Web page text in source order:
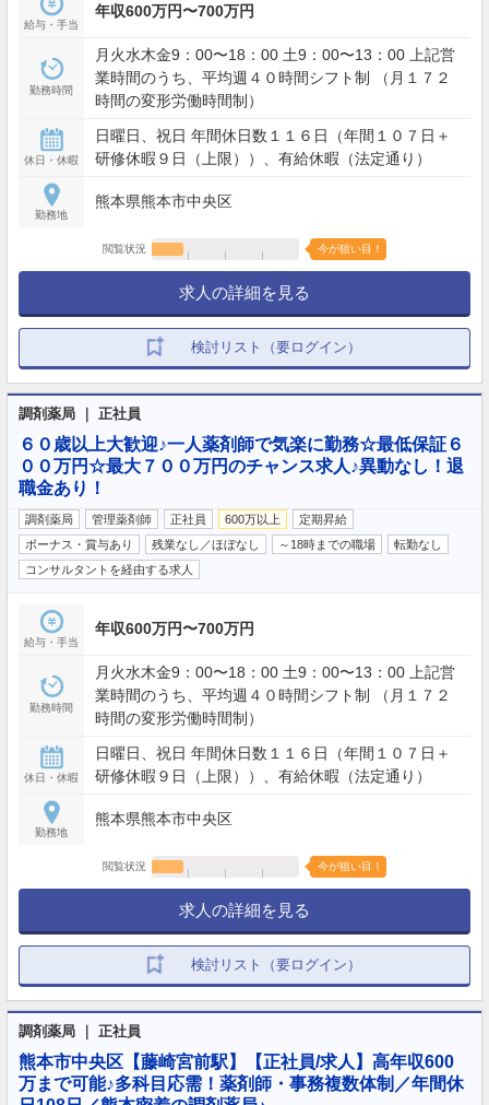
給与・手当
年収600万円〜700万円
勤務時間
月火水木金9：00〜18：00 土9：00〜13：00 上記営
業時間のうち、平均週４０時間シフト制 （月１７２
時間の変形労働時間制）
休日・休暇
日曜日、祝日 年間休日数１１６日（年間１０７日＋
研修休暇９日（上限））、有給休暇（法定通り）
勤務地
熊本県熊本市中央区
閲覧状況 今が狙い目！
求人の詳細を見る
検討リスト（要ログイン）
調剤薬局 ｜ 正社員
６０歳以上大歓迎♪一人薬剤師で気楽に勤務☆最低保証６
００万円☆最大７００万円のチャンス求人♪異動なし！退
職金あり！
調剤薬局 管理薬剤師 正社員 600万以上
定期昇給
ボーナス・賞与あり
残業なし／ほぼなし ～18時までの職場
転勤なし
コンサルタントを経由する求人
給与・手当
年収600万円〜700万円
勤務時間
月火水木金9：00〜18：00 土9：00〜13：00 上記営
業時間のうち、平均週４０時間シフト制 （月１７２
時間の変形労働時間制）
休日・休暇
日曜日、祝日 年間休日数１１６日（年間１０７日＋
研修休暇９日（上限））、有給休暇（法定通り）
勤務地
熊本県熊本市中央区
閲覧状況 今が狙い目！
求人の詳細を見る
検討リスト（要ログイン）
調剤薬局 ｜ 正社員
熊本市中央区【藤崎宮前駅】【正社員/求人】高年収600
万まで可能♪多科目応需！薬剤師・事務複数体制／年間休